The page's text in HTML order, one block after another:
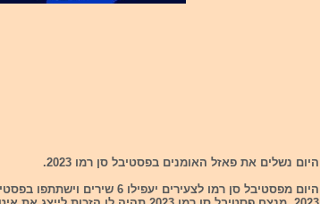
היום נשלים את פאזל האומנים בפסטיבל סן רמו 2023.
היום מפסטיבל סן רמו לצעירים